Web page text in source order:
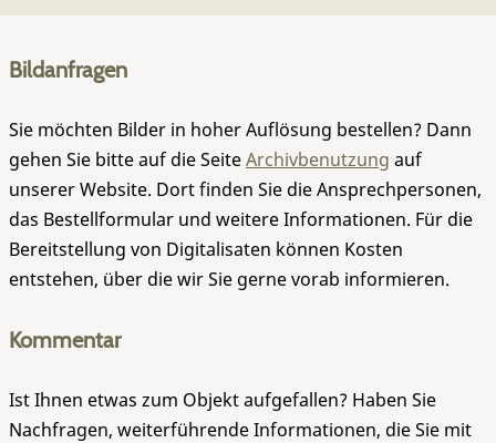
Bildanfragen
Sie möchten Bilder in hoher Auflösung bestellen? Dann
gehen Sie bitte auf die SeiteArchivbenutzung auf
unserer Website. Dort finden Sie die Ansprechpersonen,
das Bestellformular und weitere Informationen. Für die
Bereitstellung von Digitalisaten können Kosten
entstehen, über die wir Sie gerne vorab informieren.
Kommentar
Ist Ihnen etwas zum Objekt aufgefallen? Haben Sie
Nachfragen, weiterführende Informationen, die Sie mit